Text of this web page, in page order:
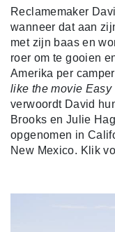
Reclamemaker
wanneer dat aan
met zijn baas en
roer om te gooien
Amerika per
like the movie
verwoordt David
Brooks en Julie
opgenomen in
New Mexico. Klik